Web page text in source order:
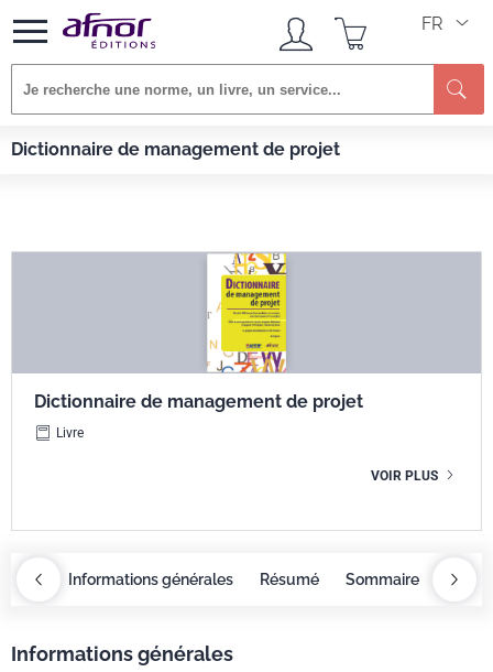
FR
Dictionnaire de management de projet
Afnor EDITIONS Livres Dictionnaire de management de projet
Dictionnaire de management de projet
Livre
VOIR PLUS
Informations générales Résumé Sommaire
Informations générales